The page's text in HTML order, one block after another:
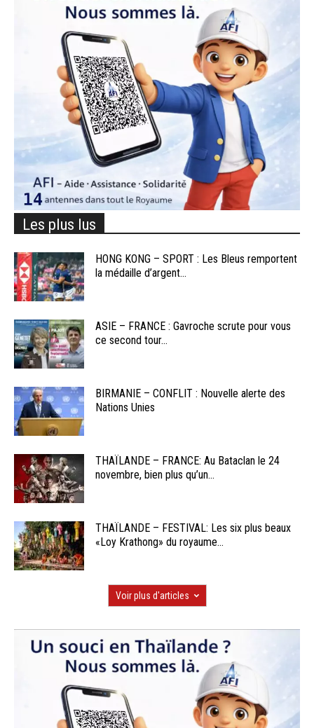
Les plus lus
HONG KONG – SPORT : Les Bleus remportent
la médaille d’argent...
ASIE – FRANCE : Gavroche scrute pour vous
ce second tour...
BIRMANIE – CONFLIT : Nouvelle alerte des
Nations Unies
THAÏLANDE – FRANCE: Au Bataclan le 24
novembre, bien plus qu’un...
THAÏLANDE – FESTIVAL: Les six plus beaux
«Loy Krathong» du royaume...
Voir plus d'articles